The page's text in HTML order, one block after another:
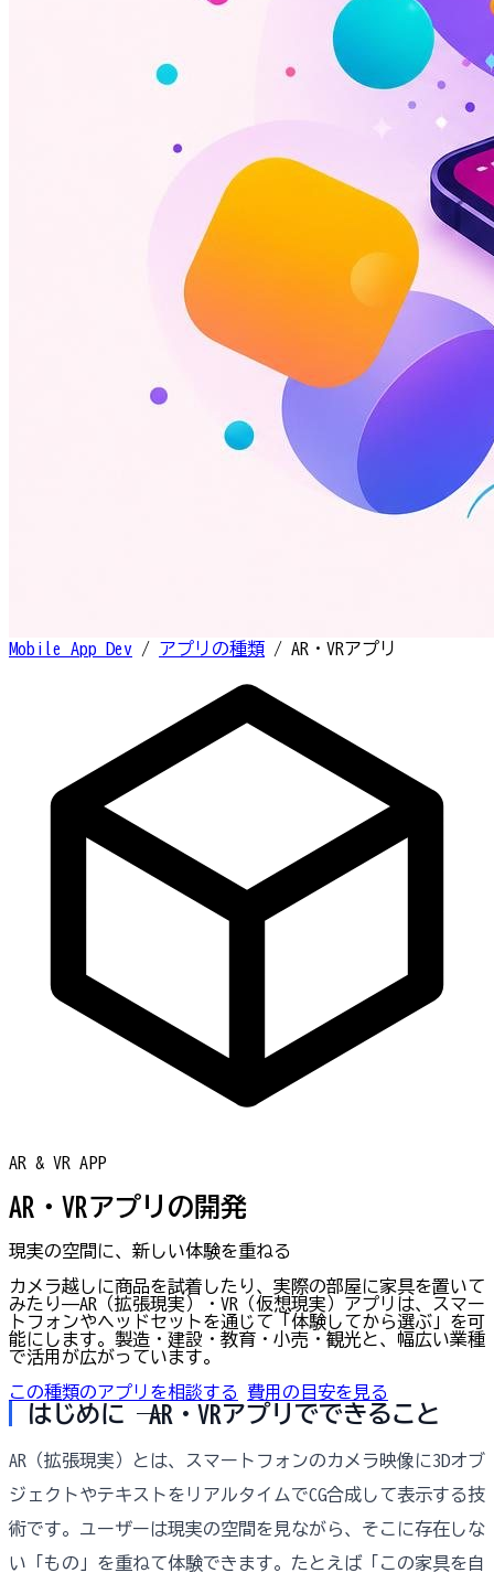
Mobile App Dev / アプリの種類 / AR・VRアプリ
AR & VR APP
AR・VRアプリの開発
現実の空間に、新しい体験を重ねる
カメラ越しに商品を試着したり、実際の部屋に家具を置いて
みたり——AR（拡張現実）・VR（仮想現実）アプリは、スマー
トフォンやヘッドセットを通じて「体験してから選ぶ」を可
能にします。製造・建設・教育・小売・観光と、幅広い業種
で活用が広がっています。
この種類のアプリを相談する
費用の目安を見る
はじめに ── AR・VRアプリでできること
AR（拡張現実）とは、スマートフォンのカメラ映像に3Dオブ
ジェクトやテキストをリアルタイムでCG合成して表示する技
術です。ユーザーは現実の空間を見ながら、そこに存在しな
い「もの」を重ねて体験できます。たとえば「この家具を自